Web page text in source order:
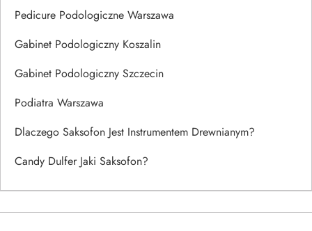
Pedicure Podologiczne Warszawa
Gabinet Podologiczny Koszalin
Gabinet Podologiczny Szczecin
Podiatra Warszawa
Dlaczego Saksofon Jest Instrumentem Drewnianym?
Candy Dulfer Jaki Saksofon?